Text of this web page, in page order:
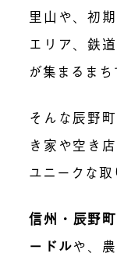
里山や、初
エリア、鉄
が集まるまち
そんな辰野
き家や空き
ユニークな取
信州・辰野
ードルや、